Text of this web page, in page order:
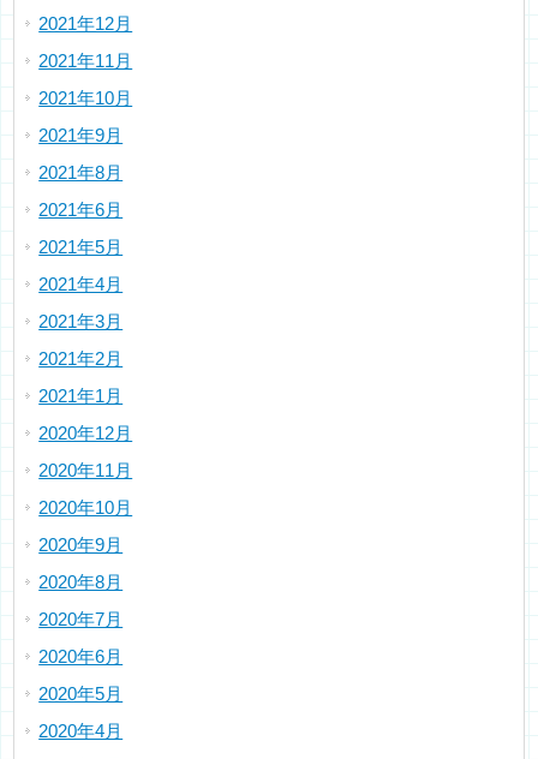
2021年12月
2021年11月
2021年10月
2021年9月
2021年8月
2021年6月
2021年5月
2021年4月
2021年3月
2021年2月
2021年1月
2020年12月
2020年11月
2020年10月
2020年9月
2020年8月
2020年7月
2020年6月
2020年5月
2020年4月